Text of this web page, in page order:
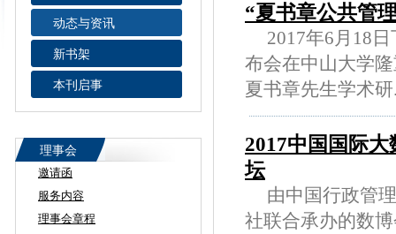
动态与资讯
新书架
本刊启事
理事会
邀请函
服务内容
理事会章程
“夏书章公共管
2017年6月18日
布会在中山大学
夏书章先生学术研
2017中国国际
坛
由中国行政管理
社联合承办的数